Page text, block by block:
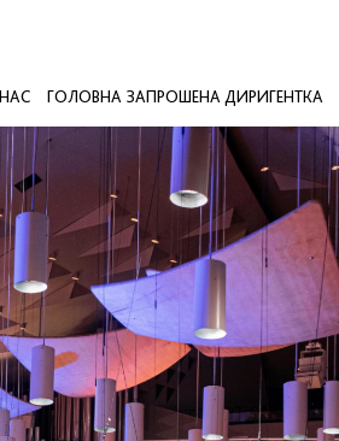
ГОЛОВНА ЗАПРОШЕНА ДИРИГЕНТКА